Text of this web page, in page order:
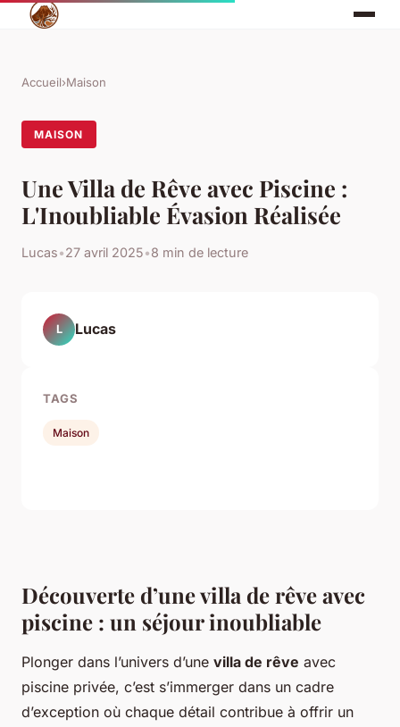
Accueil›Maison
MAISON
Une Villa de Rêve avec Piscine :
L'Inoubliable Évasion Réalisée
Lucas•27 avril 2025•8 min de lecture
Découverte d’une villa de rêve avec
piscine : un séjour inoubliable
Plonger dans l’univers d’une villa de rêve avec
piscine privée, c’est s’immerger dans un cadre
d’exception où chaque détail contribue à offrir un
L Lucas
TAGS
Maison